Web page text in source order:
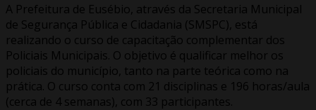
A Prefeitura de Eusébio, através da Secretaria Municipal
de Segurança Pública e Cidadania (SMSPC), está
realizando o curso de capacitação complementar dos
Policiais Municipais. O objetivo é qualificar melhor os
policiais do município, tanto na parte teórica como na
prática. O curso conta com 21 disciplinas e 196 horas/aula
(cerca de 4 semanas), com 33 participantes.